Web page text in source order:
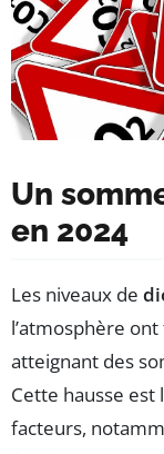
Un
en 2024
Les niveaux de
l’atmosphère
atteignant des
Cette hausse est
facteurs,